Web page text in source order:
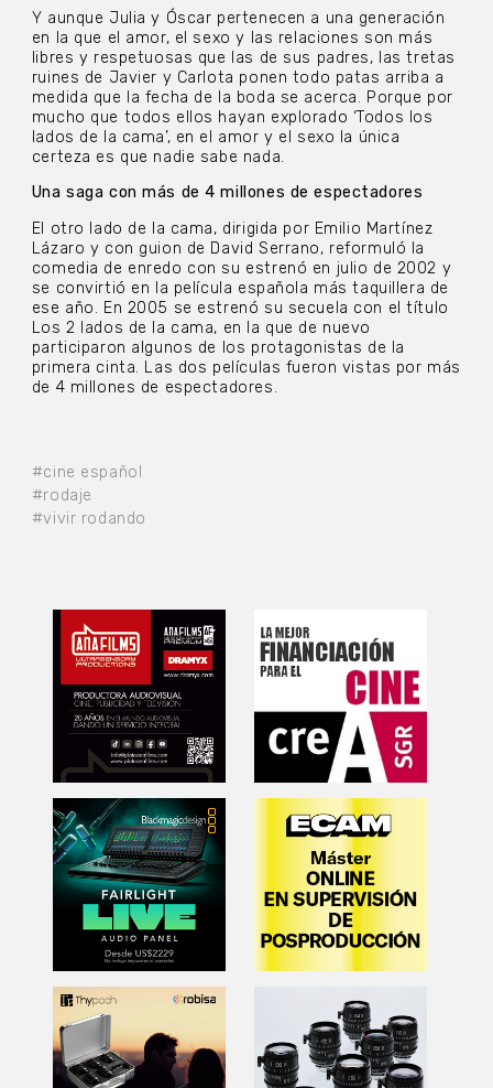
#cine español
#rodaje
#vivir rodando
Y aunque Julia y Óscar pertenecen a una generación
en la que el amor, el sexo y las relaciones son más
libres y respetuosas que las de sus padres, las tretas
ruines de Javier y Carlota ponen todo patas arriba a
medida que la fecha de la boda se acerca. Porque por
mucho que todos ellos hayan explorado ‘Todos los
lados de la cama’, en el amor y el sexo la única
certeza es que nadie sabe nada.
Una saga con más de 4 millones de espectadores
El otro lado de la cama, dirigida por Emilio Martínez
Lázaro y con guion de David Serrano, reformuló la
comedia de enredo con su estrenó en julio de 2002 y
se convirtió en la película española más taquillera de
ese año. En 2005 se estrenó su secuela con el título
Los 2 lados de la cama, en la que de nuevo
participaron algunos de los protagonistas de la
primera cinta. Las dos películas fueron vistas por más
de 4 millones de espectadores.